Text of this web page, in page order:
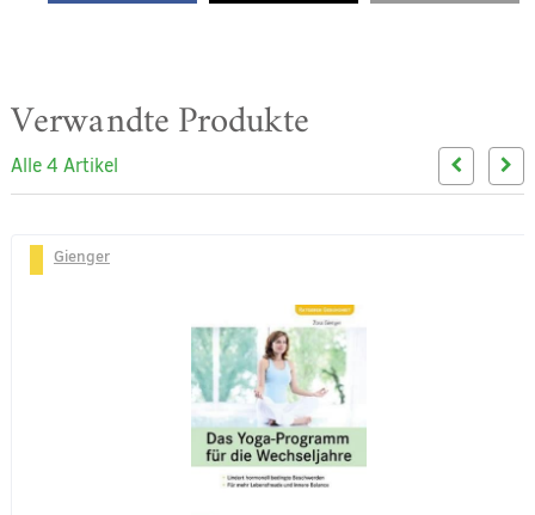
Verwandte Produkte
Alle 4 Artikel
Gienger